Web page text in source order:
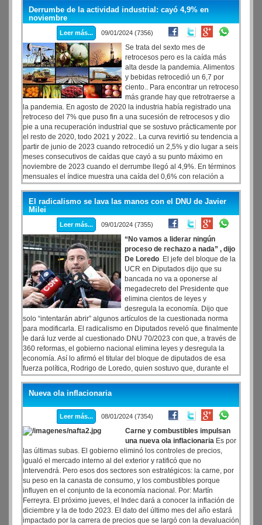
esa línea, por así decirlo, de pensamiento, se podría afirmar que en
estos 30 días de gobierno o en estos 43.200 minutos que el
Presidente y su equipo van jugando, la valla ha sido vencida en
varias oportunidades. Algunos pueden ser --como dicen los
comentaristas deportivos-- errores no forzados fruto de los yerros de
un equipo que carece de coordinación tanto para el ataque pero
sobre todo para la defensa.
Derrumbe de la actividad industrial: cayó 4,9% en
noviembre
Leer más... 09/01/2024 (7356)
Se trata del sexto mes de
retrocesos pero es la caída más
alta desde la pandemia. Alimentos
y bebidas retrocedió un 6,7 por
ciento.. Para encontrar un retroceso
más grande hay que retrotraerse a
la pandemia. En agosto de 2020 la industria había registrado una
retroceso del 7% que puso fin a una sucesión de retrocesos y dio
pie a una recuperación industrial que se sostuvo prácticamente por
el resto de 2020, todo 2021 y 2022.. La curva revirtió su tendencia a
partir de junio de 2023 cuando retrocedió un 2,5% y dio lugar a seis
meses consecutivos de caídas que cayó a su punto máximo en
noviembre de 2023 cuando el derrumbe llegó al 4,9%. En términos
mensuales el índice muestra una caída del 0,6% con relación a
octubre y acumula en los once meses del año una contracción del
0,8% Los datos surgen del Índice de producción industrial
manufacturera (IPIM) del INDEC.
El radicalismo se lava las manos con el DNU de Javier
Milei
Leer más... 09/01/2024 (7355)
“No vamos a liderar ningún
proceso de rechazo a nada” , dijo
De Loredo El jefe del bloque de la
UCR en Diputados dijo que su
bancada no va a oponerse al
megadecreto del Presidente que
elimina cientos de leyes y
desregula la economía. Dijo que
solo “intentarán abrir” algunos artículos de la cuestionada norma
para modificarla. El radicalismo en Diputados reveló que finalmente
le dará luz verde al cuestionado DNU 70/2023 con que, a través de
360 reformas, el gobierno nacional elimina leyes y desregula la
economía. Así lo afirmó el titular del bloque de diputados de esa
fuerza política, Rodrigo de Loredo, quien sostuvo que, durante el
tratamiento del tema en el Congreso, el radicalismo “intentarán
abrir” algunos artículos de la cuestionada norma para modificarla
pero no para oponerse a su aprobación final.
Nueva ola inflacionaria
Leer más... 08/01/2024 (7354)
Carne y combustibles impulsan
una nueva ola inflacionaria Es por
las últimas subas. El gobierno eliminó los controles de precios,
igualó el mercado interno al del exterior y ratificó que no
intervendrá. Pero esos dos sectores son estratégicos: la carne, por
su peso en la canasta de consumo, y los combustibles porque
influyen en el conjunto de la economía nacional. Por: Martín
Ferreyra. El próximo jueves, el Indec dará a conocer la inflación de
diciembre y la de todo 2023. El dato del último mes del año estará
impactado por la carrera de precios que se largó con la devaluación